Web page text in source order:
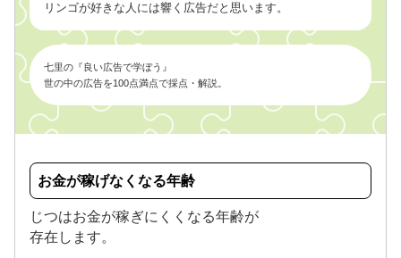
リンゴが好きな人には響く広告だと思います。
七里の『良い広告で学ぼう』
世の中の広告を100点満点で採点・解説。
お金が稼げなくなる年齢
じつはお金が稼ぎにくくなる年齢が
存在します。